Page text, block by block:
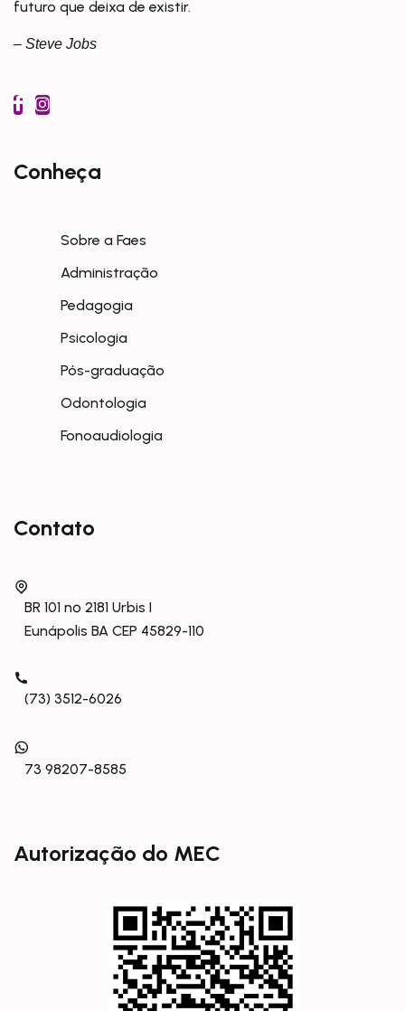
futuro que deixa de existir.
– Steve Jobs
Conheça
Sobre a Faes
Administração
Pedagogia
Psicologia
Pós-graduação
Odontologia
Fonoaudiologia
Contato
BR 101 nº 2181 Urbis I
Eunápolis BA CEP 45829-110
(73) 3512-6026
73 98207-8585
Autorização do MEC